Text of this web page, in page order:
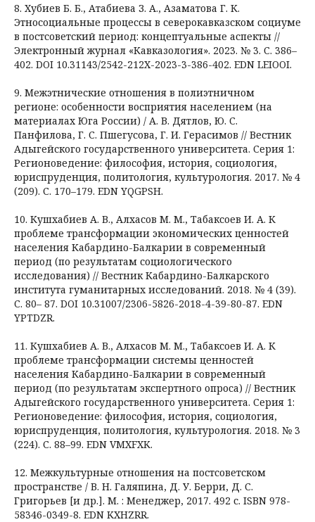
8. Хубиев Б. Б., Атабиева З. А., Азаматова Г. К.
Этносоциальные процессы в северокавказском социуме
в постсоветский период: концептуальные аспекты //
Электронный журнал «Кавказология». 2023. № 3. С. 386–
402. DOI 10.31143/2542-212X-2023-3-386-402. EDN LEIOOI.
9. Межэтнические отношения в полиэтничном
регионе: особенности восприятия населением (на
материалах Юга России) / А. В. Дятлов, Ю. С.
Панфилова, Г. С. Пшегусова, Г. И. Герасимов // Вестник
Адыгейского государственного университета. Серия 1:
Регионоведение: философия, история, социология,
юриспруденция, политология, культурология. 2017. № 4
(209). С. 170–179. EDN YQGPSH.
10. Кушхабиев А. В., Алхасов М. М., Табаксоев И. А. К
проблеме трансформации экономических ценностей
населения Кабардино-Балкарии в современный
период (по результатам социологического
исследования) // Вестник Кабардино-Балкарского
института гуманитарных исследований. 2018. № 4 (39).
С. 80– 87. DOI 10.31007/2306-5826-2018-4-39-80-87. EDN
YPTDZR.
11. Кушхабиев А. В., Алхасов М. М., Табаксоев И. А. К
проблеме трансформации системы ценностей
населения Кабардино-Балкарии в современный
период (по результатам экспертного опроса) // Вестник
Адыгейского государственного университета. Серия 1:
Регионоведение: философия, история, социология,
юриспруденция, политология, культурология. 2018. № 3
(224). С. 88–99. EDN VMXFXK.
12. Межкультурные отношения на постсоветском
пространстве / В. Н. Галяпина, Д. У. Берри, Д. С.
Григорьев [и др.]. М. : Менеджер, 2017. 492 с. ISBN 978-
58346-0349-8. EDN KXHZRR.